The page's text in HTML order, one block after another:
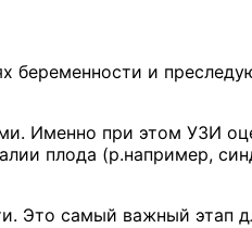
беременности и
Именно при этом УЗИ
плода (p.например,
Это самый важный этап